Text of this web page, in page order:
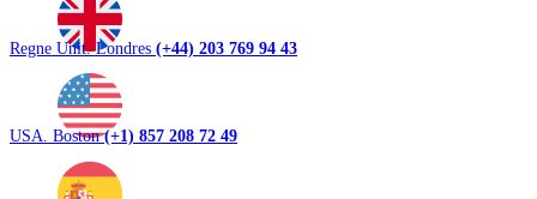
Regne Unit. Londres (+44) 203 769 94 43
USA. Boston(+1) 857 208 72 49